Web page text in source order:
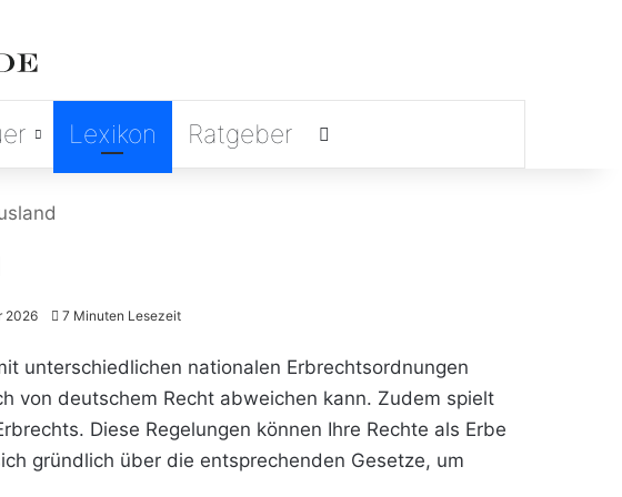
Lexikon Ratgeber
2026 7 Minuten Lesezeit
unterschiedlichen nationalen Erbrechtsordnungen
von deutschem Recht abweichen kann. Zudem spielt
Diese Regelungen können Ihre Rechte als Erbe
gründlich über die entsprechenden Gesetze, um